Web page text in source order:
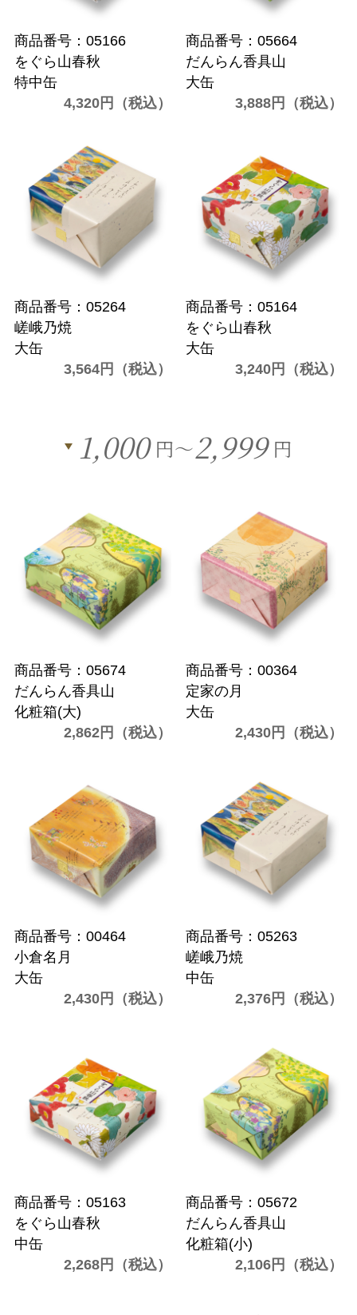
商品番号：05166
をぐら山春秋
特中缶
4,320円（税込）
商品番号：05664
だんらん香具山
大缶
3,888円（税込）
商品番号：05264
嵯峨乃焼
大缶
3,564円（税込）
商品番号：05164
をぐら山春秋
大缶
3,240円（税込）
1,000 円～2,999 円
商品番号：05674
だんらん香具山
化粧箱(大)
2,862円（税込）
商品番号：00364
定家の月
大缶
2,430円（税込）
商品番号：00464
小倉名月
大缶
2,430円（税込）
商品番号：05263
嵯峨乃焼
中缶
2,376円（税込）
商品番号：05163
をぐら山春秋
中缶
2,268円（税込）
商品番号：05672
だんらん香具山
化粧箱(小)
2,106円（税込）